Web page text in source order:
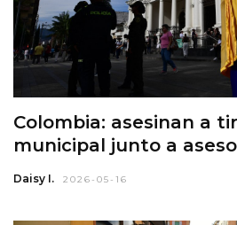
Colombia: asesinan a
municipal junto a
Daisy I. 2026-05-16